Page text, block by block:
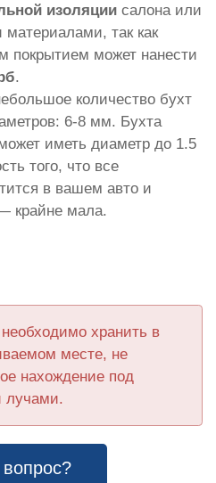
изоляции салона или
так как
покрытием может нанести
.
количество бухт
6-8 мм. Бухта
иметь диаметр до 1.5
того, что все
в вашем авто и
крайне мала.
хранить в
месте, не
нахождение под
лучами.
вопрос?